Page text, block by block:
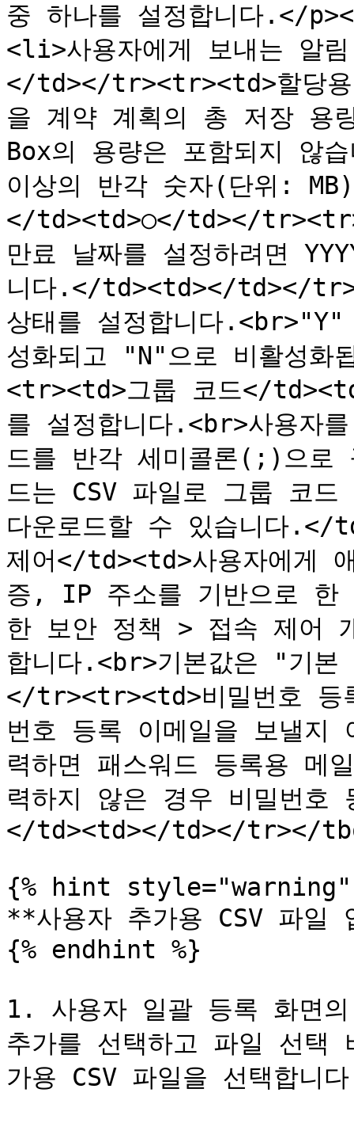
중 하나를 설정합니다.</
<li>사용자에게 보내는
</td></tr><tr><td>할당용
을 계약 계획의 총 저장 용
Box의 용량은 포함되지 않
이상의 반각 숫자(단위:
</td><td>○</td></
만료 날짜를 설정하려면
니다.</td><td></td></
상태를 설정합니다
성화되고 "N"으로 비활성
<tr><td>그룹 코드</
를 설정합니다.<br>사용자
드를 반각 세미콜론(;)으로
드는 CSV 파일로 그룹 코
다운로드할 수 있습니다
제어</td><td>사용자에게
증, IP 주소를 기반으로 한
한 보안 정책 > 접속 제어
합니다.<br>기본값은 "기
</tr><tr><td>비밀번호 등
번호 등록 이메일을 보낼지
력하면 패스워드 등록용 메
력하지 않은 경우 비밀번호
</td><td></td></tr></
{% hint style="warning"
**사용자 추가용 CSV 파일
{% endhint %}
1. 사용자 일괄 등록 화면
추가를 선택하고 파일 선택
가용 CSV 파일을 선택합니